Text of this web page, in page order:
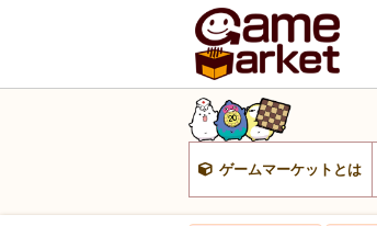
ゲームマーケットとは